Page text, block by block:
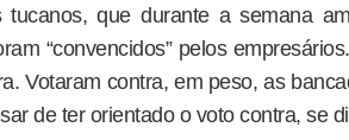
tucanos, que durante a semana
“convencidos” pelos
Votaram contra, em peso, as
de ter orientado o voto contra, se